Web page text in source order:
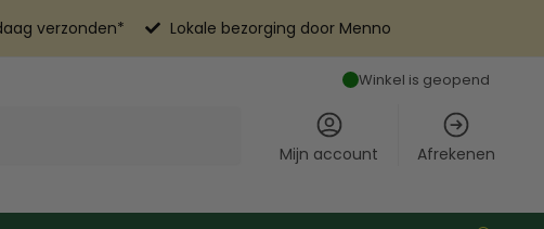
verzonden* Lokale bezorging door Menno
Winkel is geopend
Mijn account Afrekenen